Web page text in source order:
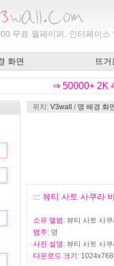
무료 월페이퍼, 인터페이스
화면 뜨거
⇒ 50000+ 2K
위치: V3wall / 명 배경 화
::: 뷰티 사토 사쿠라
소유 앨범 : 뷰티 사토 사
범주: 명
사진 설명: 뷰티 사토 사
다운로드 크기 :